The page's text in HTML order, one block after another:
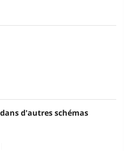
d'autres schémas